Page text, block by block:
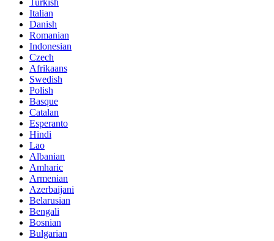
Italian
Danish
Romanian
Indonesian
Czech
Afrikaans
Swedish
Polish
Basque
Catalan
Esperanto
Hindi
Lao
Albanian
Amharic
Armenian
Azerbaijani
Belarusian
Bengali
Bosnian
Bulgarian